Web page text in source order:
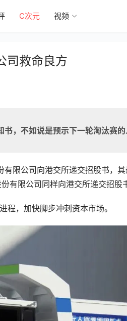
C次元 视频
司救命良方
，不如说是预示下一轮淘汰赛的
限公司向港交所递交招股书，
有限公司同样向港交所递交招
，加快脚步冲刺资本市场。